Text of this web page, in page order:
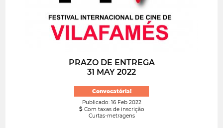
PRAZO DE ENTREGA
31 MAY 2022
Convocatória!
Publicado: 16 Feb 2022
Com taxas de inscrição
Curtas-metragens